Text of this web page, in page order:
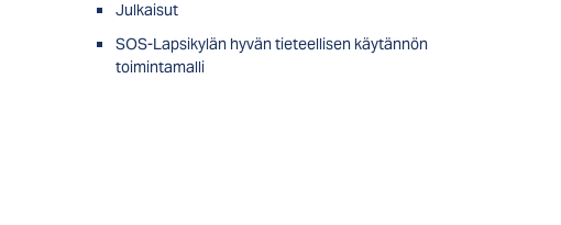
Julkaisut
SOS-Lapsikylän hyvän tieteellisen käytännön
toimintamalli